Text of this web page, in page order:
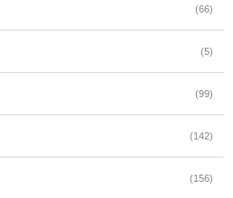
(66)
(5)
(99)
(142)
(156)